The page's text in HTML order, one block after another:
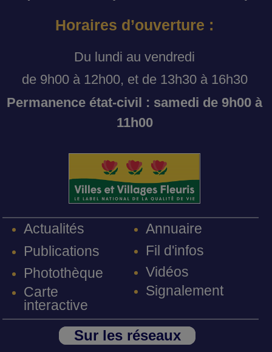
Horaires d’ouverture :
Du lundi au vendredi
de 9h00 à 12h00, et de 13h30 à 16h30
Permanence état-civil : samedi de 9h00 à
11h00
Actualités
Publications
Photothèque
Carte
interactive
Annuaire
Fil d'infos
Vidéos
Signalement
Sur les réseaux